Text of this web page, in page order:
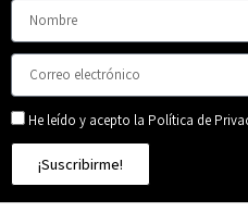
He leído y acepto la Política de
¡Suscribirme!